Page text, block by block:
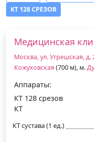
КТ 128 СРЕЗОВ
Медицинская
Москва, ул. Угрешская, д.
Кожуховская (700 м), м.
Аппараты:
КТ 128 срезов
КТ
КТ сустава (1 ед.)